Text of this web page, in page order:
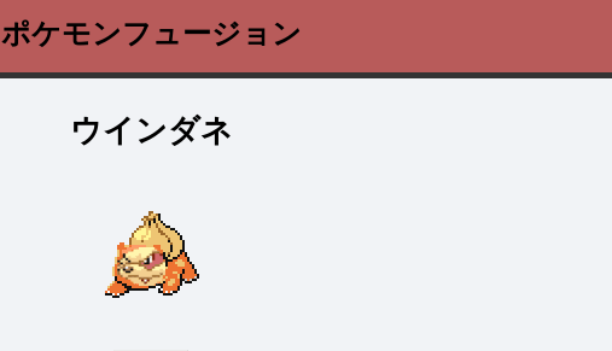
ポケモンフュージョン
ウインダネ